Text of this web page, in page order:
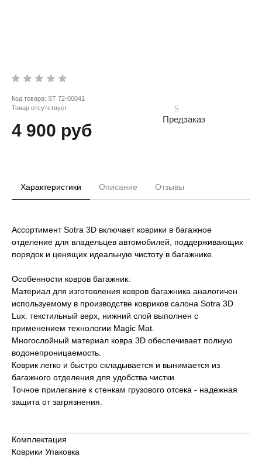
Код товара: ST 72-00041
Товар отсутствует
4 900 руб
Предзаказ
Характеристики Описание Отзывы
Ассортимент Sotra 3D включает коврики в багажное
отделение для владельцев автомобилей, поддерживающих
порядок и ценящих идеальную чистоту в багажнике.
Особенности ковров багажник:
Материал для изготовления ковров багажника аналогичен
используемому в производстве ковриков салона Sotra 3D
Lux: текстильный верх, нижний слой выполнен с
применением технологии Magic Mat.
Многослойный материал ковра 3D обеспечивает полную
водонепроницаемость.
Коврик легко и быстро складывается и вынимается из
багажного отделения для удобства чистки.
Точное прилегание к стенкам грузового отсека - надежная
защита от загрязнения.
Комплектация
Коврики Упаковка